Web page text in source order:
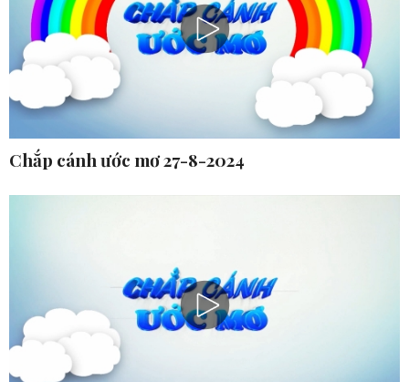
Chắp cánh ước mơ 27-8-2024